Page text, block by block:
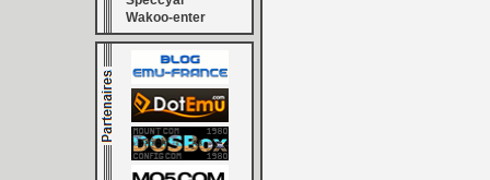
Wakoo-enter